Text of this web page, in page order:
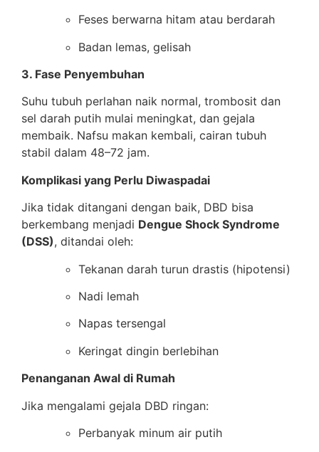
Feses berwarna hitam atau berdarah
Badan lemas, gelisah
3. Fase Penyembuhan
Suhu tubuh perlahan naik normal, trombosit dan
sel darah putih mulai meningkat, dan gejala
membaik. Nafsu makan kembali, cairan tubuh
stabil dalam 48–72 jam.
Komplikasi yang Perlu Diwaspadai
Jika tidak ditangani dengan baik, DBD bisa
berkembang menjadi Dengue Shock Syndrome
(DSS), ditandai oleh:
Tekanan darah turun drastis (hipotensi)
Nadi lemah
Napas tersengal
Keringat dingin berlebihan
Penanganan Awal di Rumah
Jika mengalami gejala DBD ringan:
Perbanyak minum air putih